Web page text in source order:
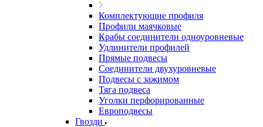
Комплектующие профиля
Профили маячковые
Крабы соединители одноуровневые
Удлинители профилей
Прямые подвесы
Соединители двухуровневые
Подвесы с зажимом
Тяга подвеса
Уголки перфорированные
Европодвесы
Гвозди